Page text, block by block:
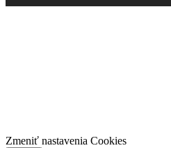
Zmeniť nastavenia Cookies